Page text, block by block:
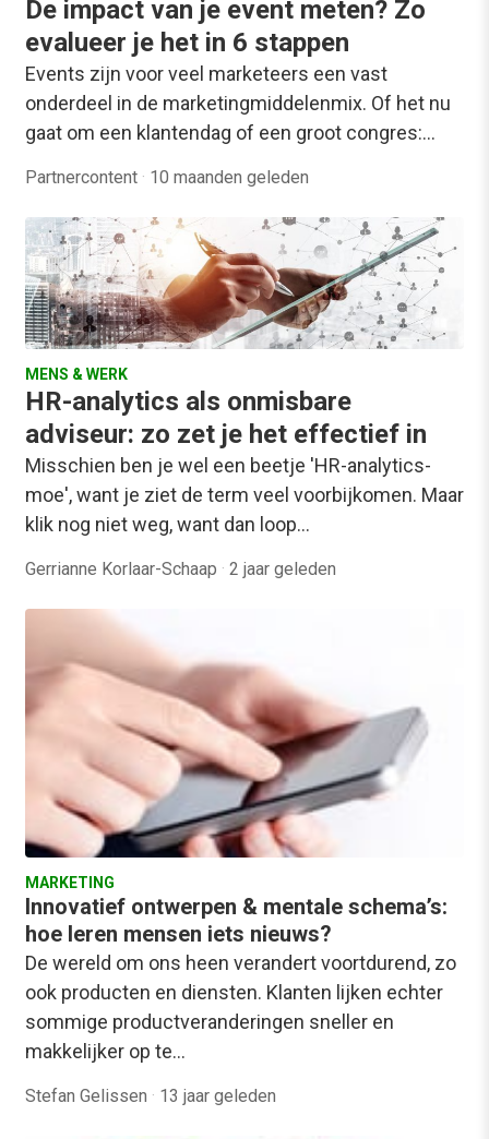
De impact van je event meten? Zo
evalueer je het in 6 stappen
Events zijn voor veel marketeers een vast
onderdeel in de marketingmiddelenmix. Of het nu
gaat om een klantendag of een groot congres:…
Partnercontent · 10 maanden geleden
MENS & WERK
HR-analytics als onmisbare
adviseur: zo zet je het effectief in
Misschien ben je wel een beetje 'HR-analytics-
moe', want je ziet de term veel voorbijkomen. Maar
klik nog niet weg, want dan loop…
Gerrianne Korlaar-Schaap · 2 jaar geleden
MARKETING
Innovatief ontwerpen & mentale schema’s:
hoe leren mensen iets nieuws?
De wereld om ons heen verandert voortdurend, zo
ook producten en diensten. Klanten lijken echter
sommige productveranderingen sneller en
makkelijker op te…
Stefan Gelissen · 13 jaar geleden